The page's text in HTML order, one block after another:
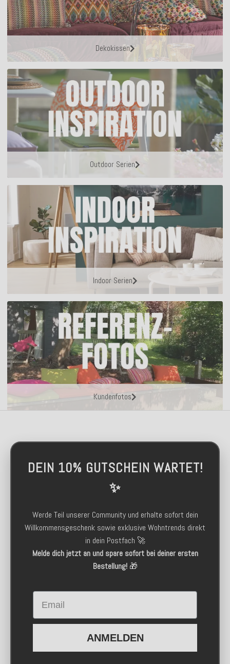
Dekokissen
Outdoor Serien
Indoor Serien
Kundenfotos
DEIN 10% GUTSCHEIN WARTET!
✨
Werde Teil unserer Community und erhalte sofort dein
Willkommensgeschenk sowie exklusive Wohntrends direkt
in dein Postfach 🚀
Melde dich jetzt an und spare sofort bei deiner ersten
Bestellung!🎁
Email
ANMELDEN